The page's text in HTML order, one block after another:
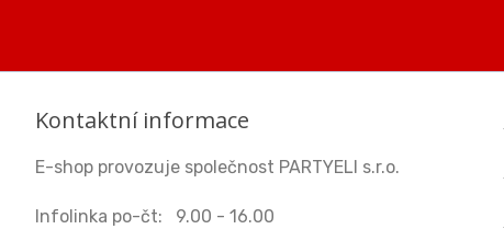
Kontaktní informace
E-shop provozuje společnost PARTYELI s.r.o.
Infolinka po-čt: 9.00 - 16.00